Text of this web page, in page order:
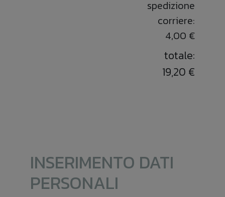
spedizione
corriere:
4,00 €
totale:
19,20 €
INSERIMENTO DATI
PERSONALI